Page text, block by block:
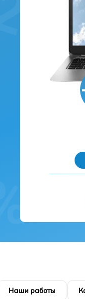
Наши работы